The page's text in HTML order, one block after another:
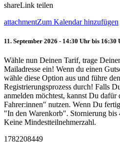
shareLink teilen
attachmentZum Kalendar hinzufügen
11. September 2026 - 14:30 Uhr bis 16:30
Wähle nun Deinen Tarif, trage
Mailadresse ein! Wenn du einen
wähle diese Option aus und führe
Registrierungsprozess durch! Falls
anmelden möchtest, kannst Du
Fahrer:innen" nutzen. Wenn Du
"In den Warenkorb". Stornierung
Keine Mindestteilnehmerzahl.
1782208449